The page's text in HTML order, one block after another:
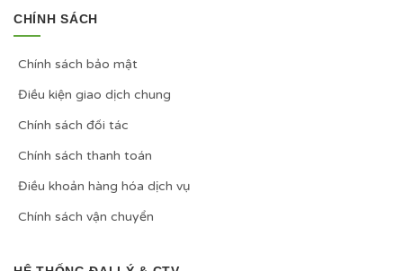
CHÍNH SÁCH
Chính sách bảo mật
Điều kiện giao dịch chung
Chính sách đối tác
Chính sách thanh toán
Điều khoản hàng hóa dịch vụ
Chính sách vận chuyển